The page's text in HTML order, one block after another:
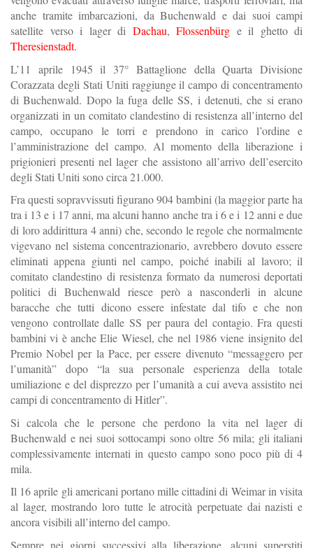
anche tramite imbarcazioni, da Buchenwald e dai suoi campi
satellite verso i lager di Dachau, Flossenbürg e il ghetto di
Theresienstadt.
L’11 aprile 1945 il 37° Battaglione della Quarta Divisione
Corazzata degli Stati Uniti raggiunge il campo di concentramento
di Buchenwald. Dopo la fuga delle SS, i detenuti, che si erano
organizzati in un comitato clandestino di resistenza all’interno del
campo, occupano le torri e prendono in carico l’ordine e
l’amministrazione del campo. Al momento della liberazione i
prigionieri presenti nel lager che assistono all’arrivo dell’esercito
degli Stati Uniti sono circa 21.000.
Fra questi sopravvissuti figurano 904 bambini (la maggior parte ha
tra i 13 e i 17 anni, ma alcuni hanno anche tra i 6 e i 12 anni e due
di loro addirittura 4 anni) che, secondo le regole che normalmente
vigevano nel sistema concentrazionario, avrebbero dovuto essere
eliminati appena giunti nel campo, poiché inabili al lavoro; il
comitato clandestino di resistenza formato da numerosi deportati
politici di Buchenwald riesce però a nasconderli in alcune
baracche che tutti dicono essere infestate dal tifo e che non
vengono controllate dalle SS per paura del contagio. Fra questi
bambini vi è anche Elie Wiesel, che nel 1986 viene insignito del
Premio Nobel per la Pace, per essere divenuto “messaggero per
l’umanità” dopo “la sua personale esperienza della totale
umiliazione e del disprezzo per l’umanità a cui aveva assistito nei
campi di concentramento di Hitler”.
Si calcola che le persone che perdono la vita nel lager di
Buchenwald e nei suoi sottocampi sono oltre 56 mila; gli italiani
complessivamente internati in questo campo sono poco più di 4
mila.
Il 16 aprile gli americani portano mille cittadini di Weimar in visita
al lager, mostrando loro tutte le atrocità perpetuate dai nazisti e
ancora visibili all’interno del campo.
Sempre nei giorni successivi alla liberazione, alcuni superstiti